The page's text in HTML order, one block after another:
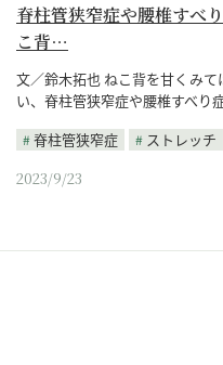
脊柱管狭窄症や腰椎すべ
こ背…
文／鈴木拓也 ねこ背を甘くみ
い、脊柱管狭窄症や腰椎すべ
脊柱管狭窄症
ストレッチ
2023/9/23